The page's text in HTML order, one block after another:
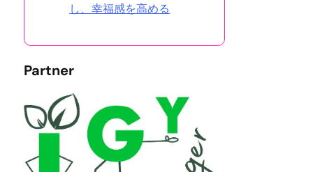
し、幸福感を高める
Partner